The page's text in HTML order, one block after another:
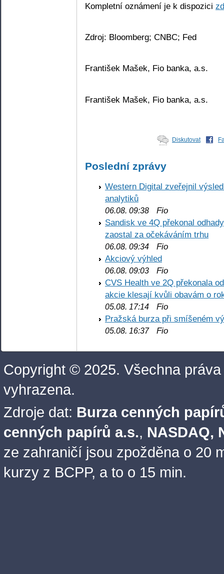
Kompletní oznámení je k dispozici
Zdroj: Bloomberg; CNBC; Fed
František Mašek, Fio banka, a.s.
František Mašek, Fio banka, a.s.
Diskutovat
Poslední zprávy
Western Digital zveřejnil
analytiků
06.08. 09:38 Fio
Sandisk ve 4Q překonal
zaostal za očekáváním trhu
06.08. 09:34 Fio
Akciový výhled
06.08. 09:03 Fio
CVS Health ve 2Q překonala
akcie klesají kvůli obavám o
05.08. 17:14 Fio
Pražská burza při smíšeném
05.08. 16:37Fio
Copyright © 2025. Všechna práva
vyhrazena.
Zdroje dat: Burza cenných
cenných papírů a.s., NASDAQ,
ze zahraničí jsou zpožděna o 20
kurzy z BCPP, a to o 15 min.